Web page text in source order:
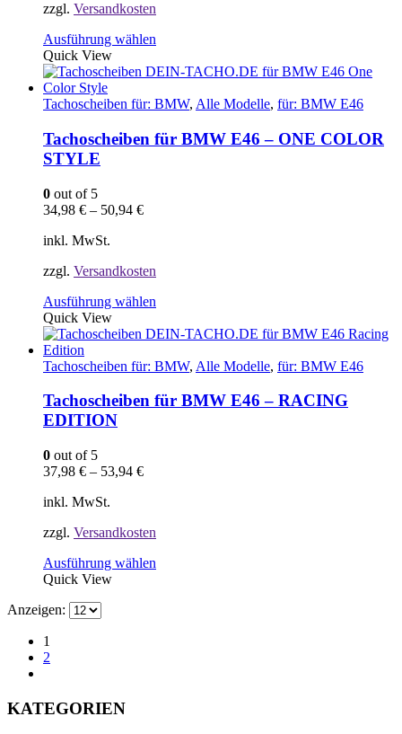
zzgl. Versandkosten
Ausführung wählen
weist
Varianten
Die
Optionen
Quick View
Tachoscheiben für: BMW, Alle Modelle, für: BMW E46
Tachoscheiben für BMW E46 – ONE COLOR
STYLE
0 out of 5
34,98 € – 50,94 €
inkl. MwSt.
zzgl. Versandkosten
Ausführung wählen
weist
Varianten
Die
Quick View
Tachoscheiben für: BMW, Alle Modelle, für: BMW E46
Tachoscheiben für BMW E46 – RACING
EDITION
0 out of 5
37,98 € – 53,94 €
inkl. MwSt.
zzgl. Versandkosten
Ausführung wählen
Quick View
Anzeigen:
1
2
KATEGORIEN